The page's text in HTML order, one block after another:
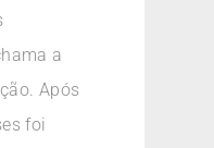
a
Após
foi